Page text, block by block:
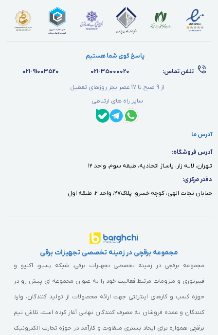
پاسخ گوی شما هستیم
تلفن تماس:
021-35000020
021-91003520
از 9 صبح تا 17 عصر بجز روزهای تعطیل
سایر راه های ارتباطی
آدرس ما
آدرس فروشگاه:
تـهران، لالـه زار، پاسـاژ اتحـاديه، طبقه سوم، واحد ١٢
دفتر مركزى:
خيابان نجات الهى، كوچه خسرو، پلاك٢٧، واحد ٢، طبقه اول
مجموعه برقچی در زمینه تخصصی تجهیزات برقی
مجموعه برقچی در زمینه تخصصی تجهیزات برقی، شبکه پسیو، اکتیو و
فیبرنوری و ملزومات مرتبط فعالیت خود را به عنوان مجموعه ای پیش رو در
حوزه کسب و کارهای اینترنتی جهت ارائه محصولات از تولید کنندگان، وارد
کنندگان و عمده فروشان به مصرف کنندگان نهایی آغاز کرده است. تلاش تیم
برقچی همواره برای ایجاد بستری متفاوت و کارآمد در حوزه تجارت الکترونیک